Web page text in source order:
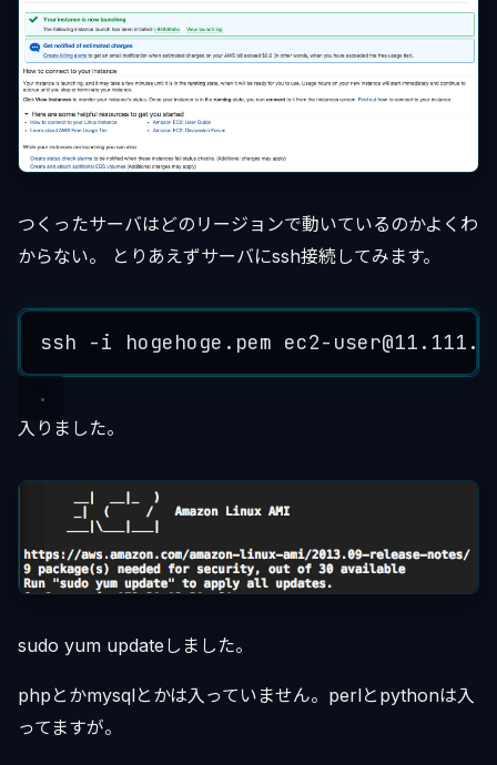
つくったサーバはどのリージョンで動いているのかよくわ
からない。 とりあえずサーバにssh接続してみます。
ssh -i hogehoge . pem ec2- user@11.111 .
入りました。
sudo yum updateしました。
phpとかmysqlとかは入っていません。perlとpythonは入
ってますが。